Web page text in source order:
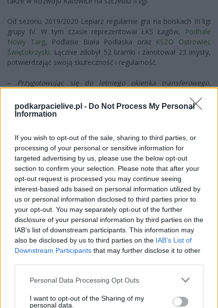
podkarpacielive.pl - Do Not Process My Personal
Information
If you wish to opt-out of the sale, sharing to third parties, or
processing of your personal or sensitive information for
targeted advertising by us, please use the below opt-out
section to confirm your selection. Please note that after your
opt-out request is processed you may continue seeing
interest-based ads based on personal information utilized by
us or personal information disclosed to third parties prior to
your opt-out. You may separately opt-out of the further
disclosure of your personal information by third parties on the
IAB’s list of downstream participants. This information may
also be disclosed by us to third parties on the IAB’s List of
Downstream Participants that may further disclose it to other
Please note that this website/app uses one or more Google
not limited to your visit or usage behaviour. You may click to
Personal Data Processing Opt Outs
I want to opt-out of the Sharing of my
personal data.
Od sezonu 2019/2020 Lepiarz regularnie gra na boiskach III ligi
grupy IV. W tym czasie reprezentował ŁKS Łagów,
Podhale
Nowy Targ, Podlasie Biała Podlaska oraz KSZO Ostrowiec
Świętokrzyski. Łącznie zdobył 52 bramki i zanotował 23 asysty,
potwierdzając swoją skuteczność i regularność.
– Przygotowując się do letniego okienka transferowego,
Damian idealnie wpisuje się w tę charakterystykę. To piłkarz
znający realia III ligi, a jego doświadczenie będzie niezwykle
Zamość,
Leszek Bartnicki
Transfer 31-letniego snajpera to jedno z najciekawszych
wzmocnień Hetmana Zamość przed sezonem 2026/2027. Klub
pozyskał napastnika z bogatym doświadczeniem, który przez
lata udowadniał swoją wartość zarówno na szczeblu
Więcej o lidze:III liga, gr. IV
CZYTAJ TAKŻE
2026-08-06 11:30
Podlaska - Hetman
2026-08-06 17:40